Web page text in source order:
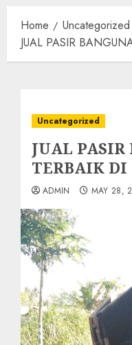
Home
Uncategorized
JUAL PASIR
Uncategorized
JUAL PASIR
TERBAIK
ADMIN MAY 28,